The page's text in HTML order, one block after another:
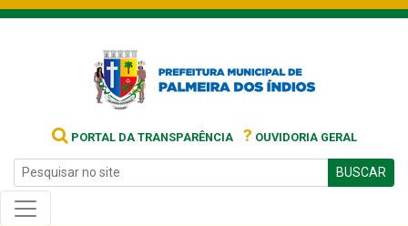
PORTAL DA TRANSPARÊNCIA ? OUVIDORIA GERAL
BUSCAR